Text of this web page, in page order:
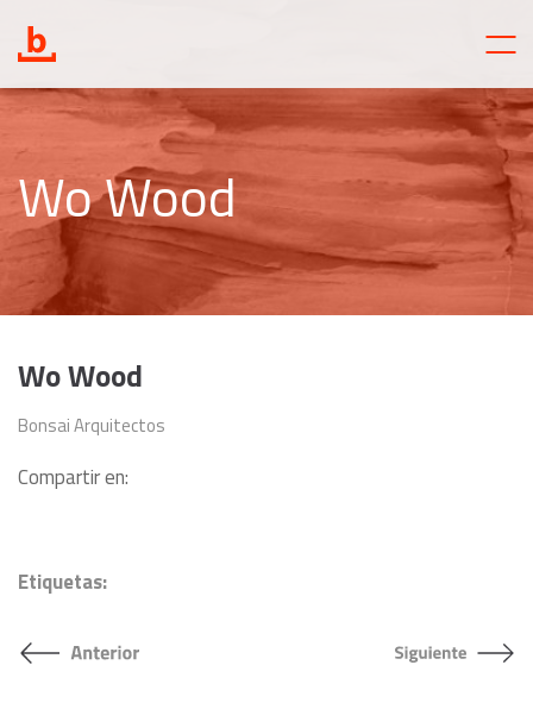
Wo Wood
Wo Wood
Bonsai Arquitectos
Compartir en:
Etiquetas: